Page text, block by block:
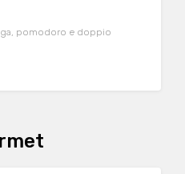
pomodoro e doppio